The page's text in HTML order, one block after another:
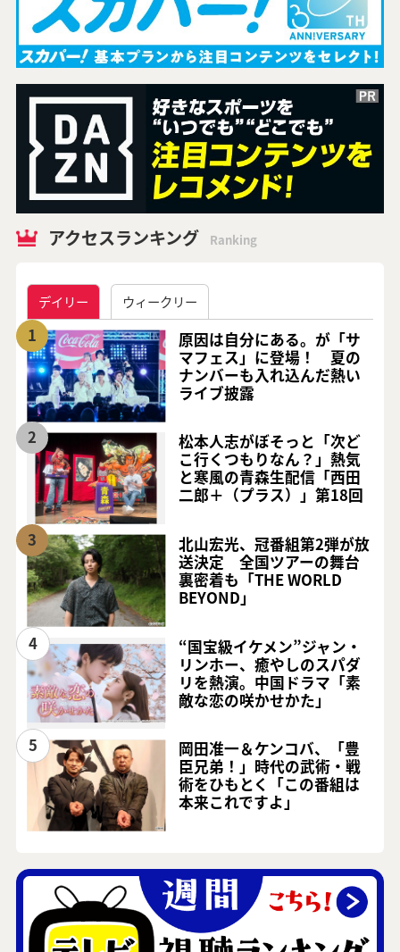
アクセスランキング Ranking
デイリー ウィークリー
1
原因は自分にある。が「サ
マフェス」に登場！ 夏の
ナンバーも入れ込んだ熱い
ライブ披露
2
松本人志がぼそっと「次ど
こ行くつもりなん？」熱気
と寒風の青森生配信「西田
二郎＋（プラス）」第18回
3
北山宏光、冠番組第2弾が放
送決定 全国ツアーの舞台
裏密着も「THE WORLD
BEYOND」
4
“国宝級イケメン”ジャン・
リンホー、癒やしのスパダ
リを熱演。中国ドラマ「素
敵な恋の咲かせかた」
5
岡田准一＆ケンコバ、「豊
臣兄弟！」時代の武術・戦
術をひもとく「この番組は
本来これですよ」